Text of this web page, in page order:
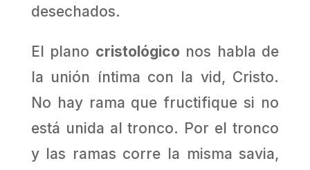
desechados.
El plano cristológico nos habla de
la unión íntima con la vid, Cristo.
No hay rama que fructifique si no
está unida al tronco. Por el tronco
y las ramas corre la misma savia,